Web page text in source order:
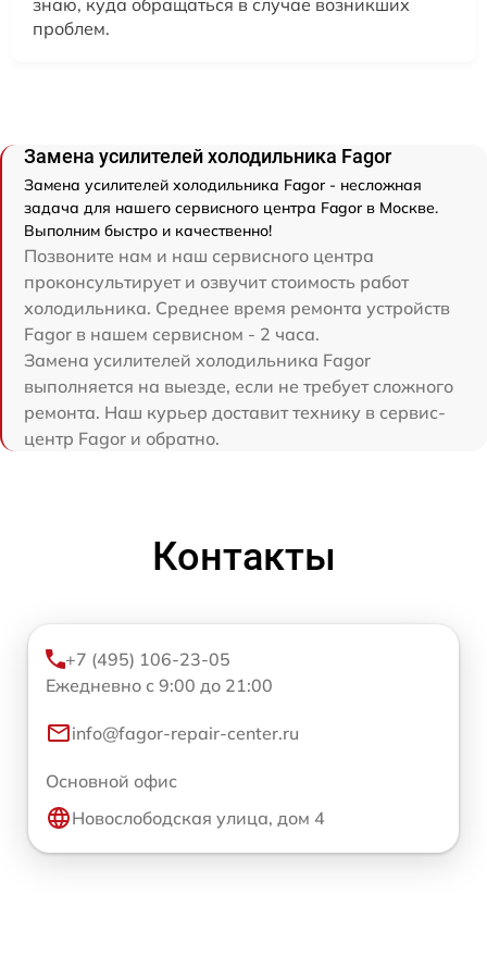
проблем.
Замена усилителей холодильника Fagor
Замена усилителей холодильника Fagor - несложная
задача для нашего сервисного центра Fagor в Москве.
Выполним быстро и качественно!
Позвоните нам и наш сервисного центра
проконсультирует и озвучит стоимость работ
холодильника. Среднее время ремонта устройств
Fagor в нашем сервисном - 2 часа.
Замена усилителей холодильника Fagor
выполняется на выезде, если не требует сложного
ремонта. Наш курьер доставит технику в сервис-
центр Fagor и обратно.
Контакты
+7 (495) 106-23-05
Ежедневно с 9:00 до 21:00
info@fagor-repair-center.ru
Основной офис
Новослободская улица, дом 4